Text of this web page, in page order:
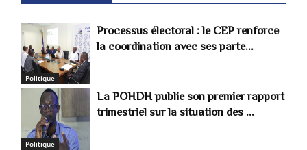
Politique
Processus électoral : le CEP renforce
la coordination avec ses parte...
Politique
La POHDH publie son premier rapport
trimestriel sur la situation des ...